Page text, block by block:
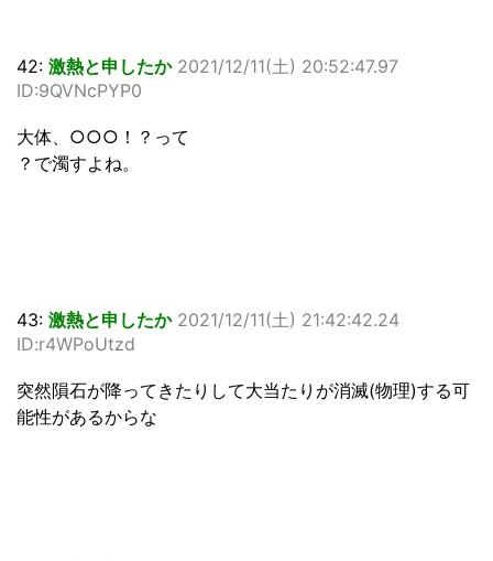
42: 激熱と申したか 2021/12/11(土) 20:52:47.97
ID:9QVNcPYP0
大体、○○○！？って
？で濁すよね。
43: 激熱と申したか 2021/12/11(土) 21:42:42.24
ID:r4WPoUtzd
突然隕石が降ってきたりして大当たりが消滅(物理)する可
能性があるからな